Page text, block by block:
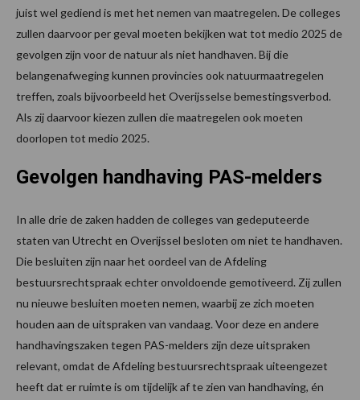
juist wel gediend is met het nemen van maatregelen. De colleges
zullen daarvoor per geval moeten bekijken wat tot medio 2025 de
gevolgen zijn voor de natuur als niet handhaven. Bij die
belangenafweging kunnen provincies ook natuurmaatregelen
treffen, zoals bijvoorbeeld het Overijsselse bemestingsverbod.
Als zij daarvoor kiezen zullen die maatregelen ook moeten
doorlopen tot medio 2025.
Gevolgen handhaving PAS-melders
In alle drie de zaken hadden de colleges van gedeputeerde
staten van Utrecht en Overijssel besloten om niet te handhaven.
Die besluiten zijn naar het oordeel van de Afdeling
bestuursrechtspraak echter onvoldoende gemotiveerd. Zij zullen
nu nieuwe besluiten moeten nemen, waarbij ze zich moeten
houden aan de uitspraken van vandaag. Voor deze en andere
handhavingszaken tegen PAS-melders zijn deze uitspraken
relevant, omdat de Afdeling bestuursrechtspraak uiteengezet
heeft dat er ruimte is om tijdelijk af te zien van handhaving, én